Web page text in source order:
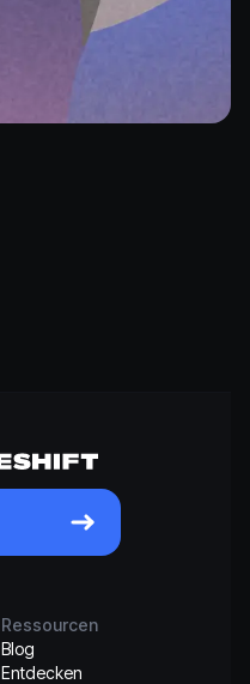
Ressourcen
Blog
Entdecken